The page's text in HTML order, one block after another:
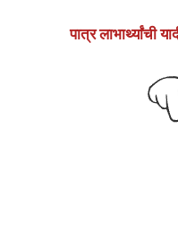
पात्र लाभार्थ्यांची